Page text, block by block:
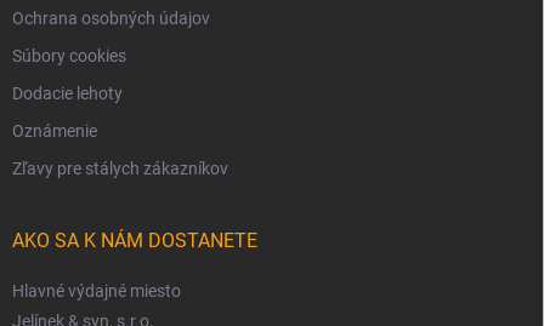
Ochrana osobných údajov
Súbory cookies
Dodacie lehoty
Oznámenie
Zľavy pre stálych zákazníkov
AKO SA K NÁM DOSTANETE
Hlavné výdajné miesto
Jelínek & syn, s.r.o.